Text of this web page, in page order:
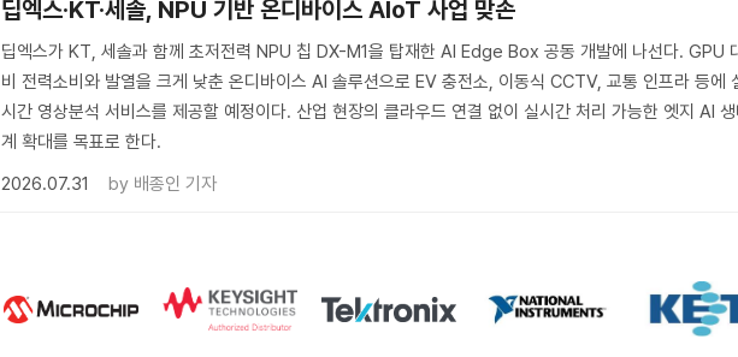
딥엑스·KT·세솔, NPU 기반 온디바이스 AIoT 사업 맞손
딥엑스가 KT, 세솔과 함께 초저전력 NPU 칩 DX-M1을 탑재한 AI Edge Box 공동 개발에 나선다. GPU
비 전력소비와 발열을 크게 낮춘 온디바이스 AI 솔루션으로 EV 충전소, 이동식 CCTV, 교통 인프라 등에
시간 영상분석 서비스를 제공할 예정이다. 산업 현장의 클라우드 연결 없이 실시간 처리 가능한 엣지 AI 생
계 확대를 목표로 한다.
2026.07.31
by 배종인 기자